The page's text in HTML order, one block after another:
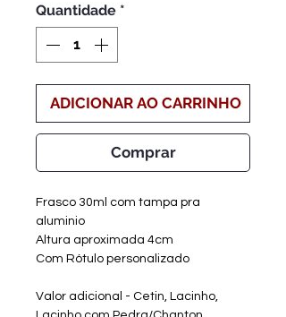
Quantidade *
ADICIONAR AO CARRINHO
Comprar
Frasco 30ml com tampa pra
aluminio
Altura aproximada 4cm
Com Rótulo personalizado
Valor adicional - Cetin, Lacinho,